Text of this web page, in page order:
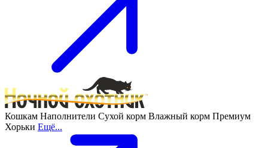
Кошкам Наполнители Сухой корм Влажный корм Премиум
Хорьки Ещё...